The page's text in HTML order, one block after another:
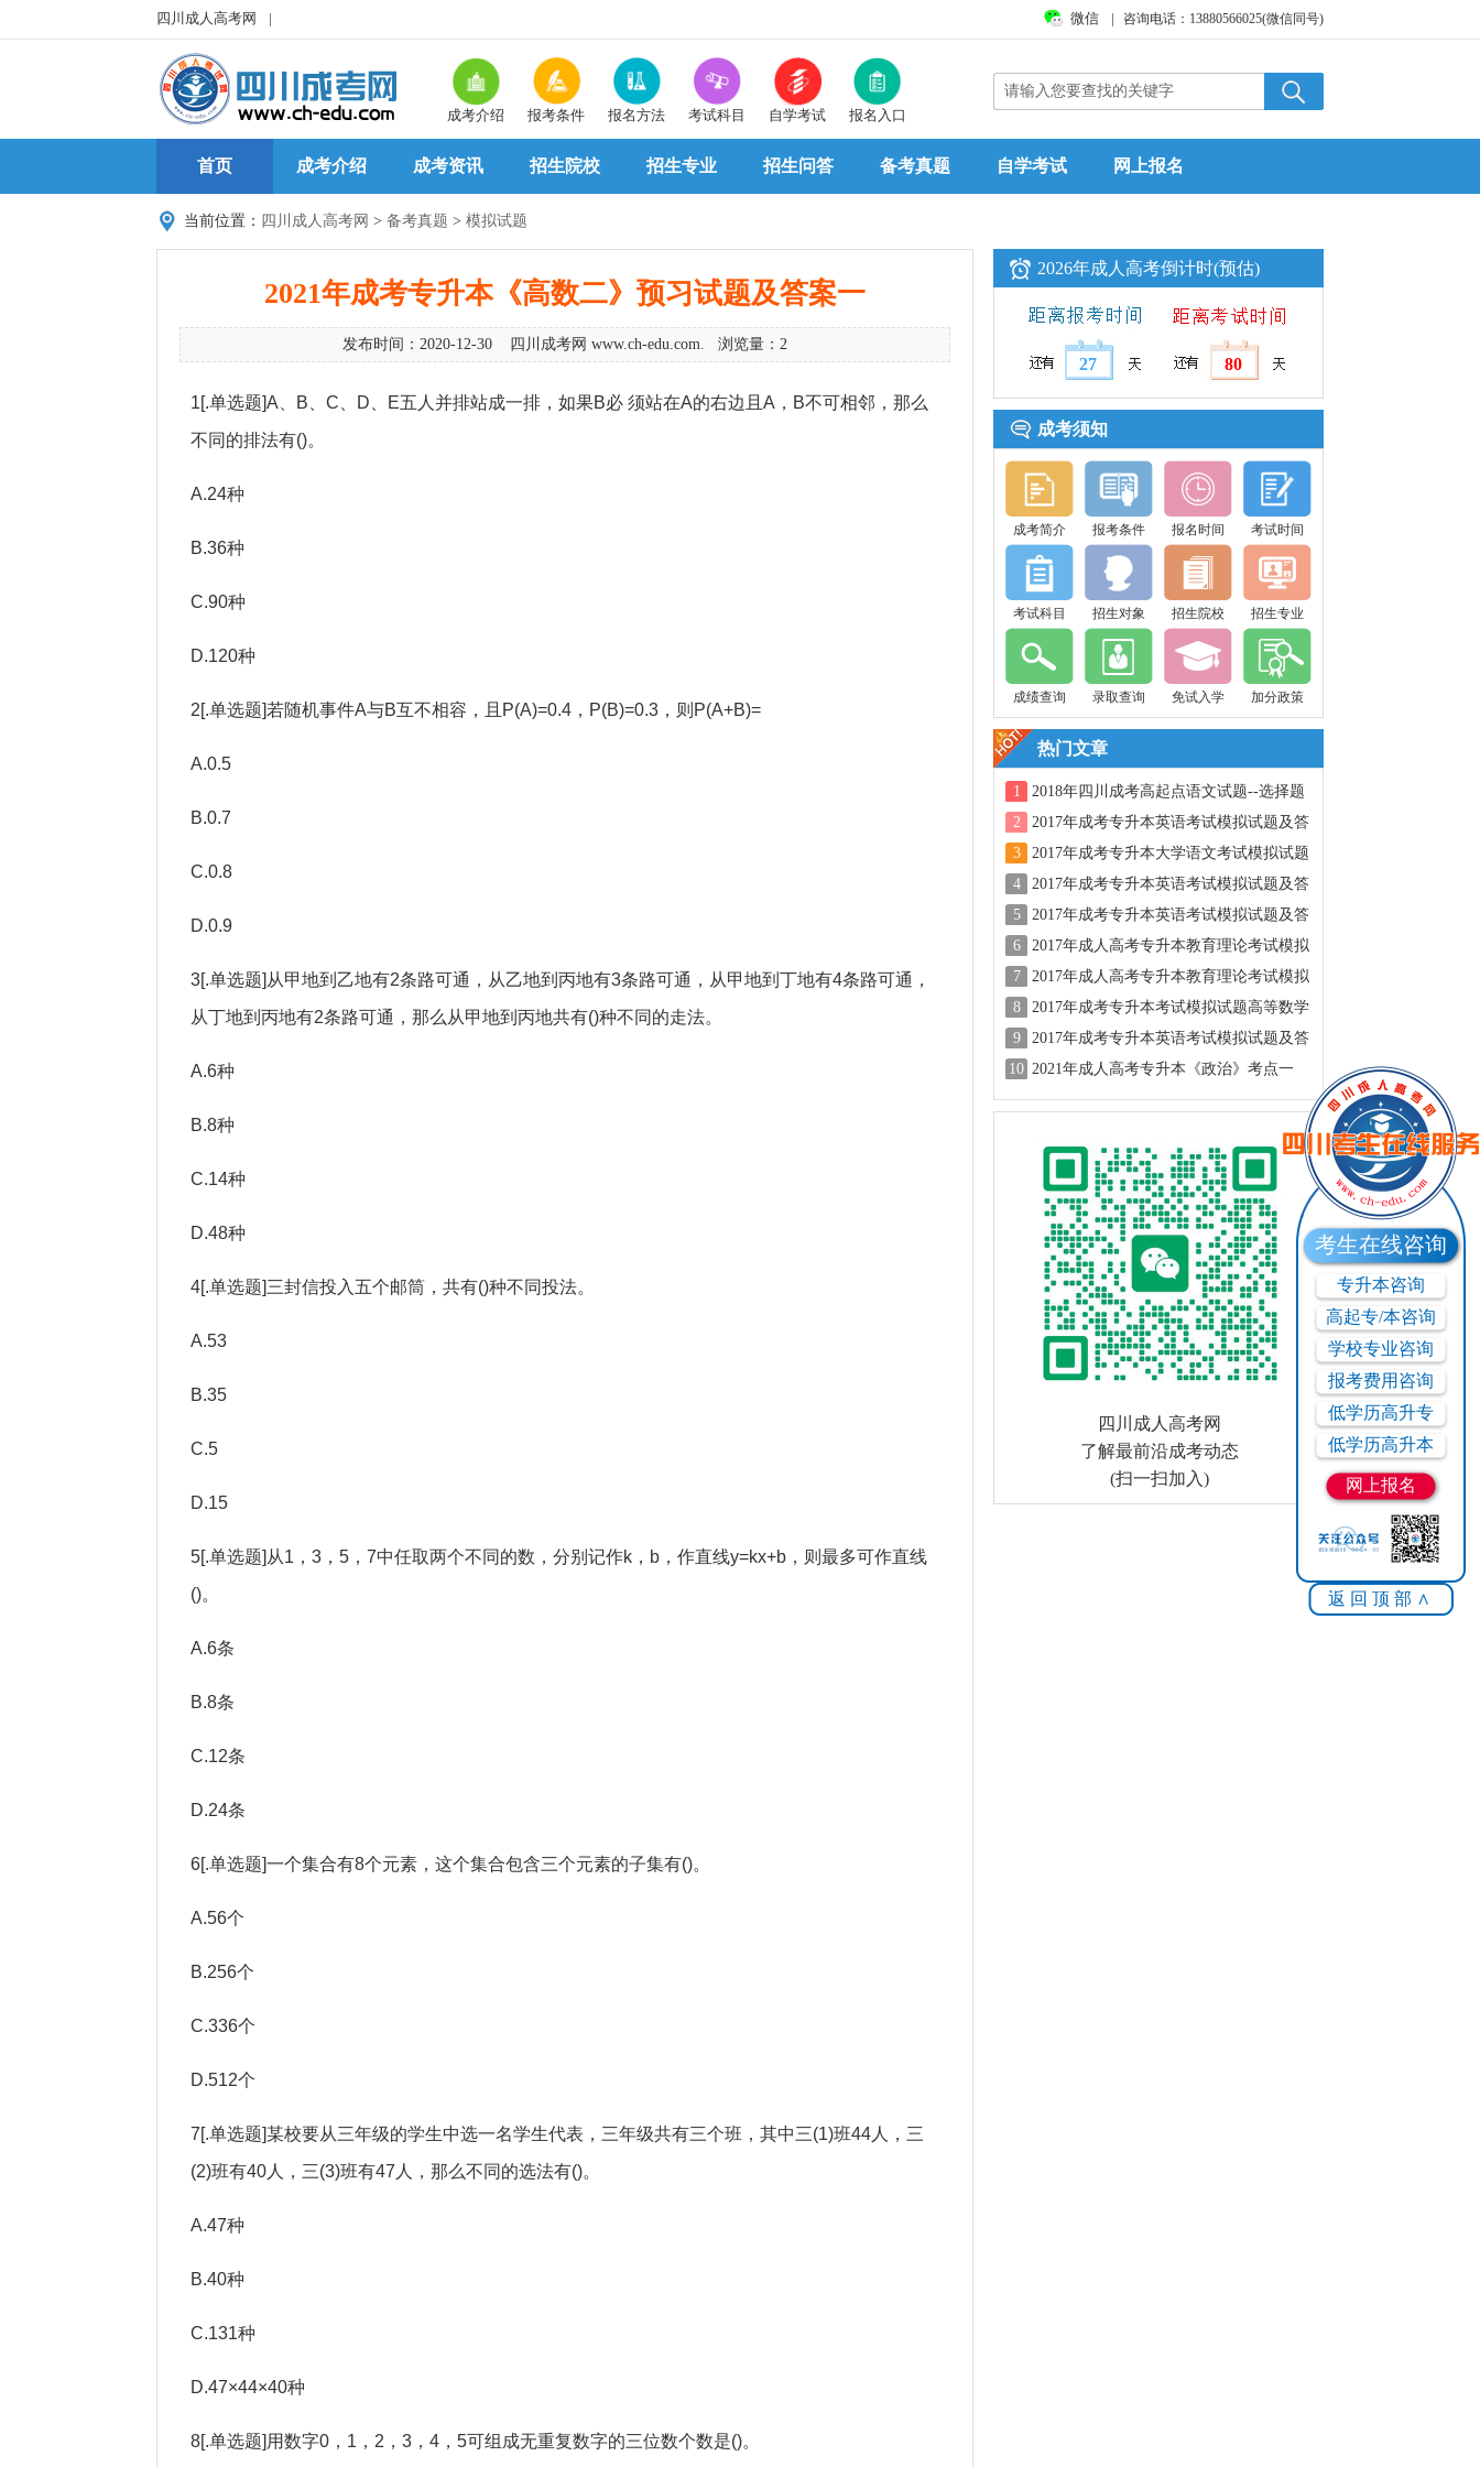
考生在线咨询
专升本咨询
高起专/本咨询
学校专业咨询
报考费用咨询
低学历高升专
低学历高升本
网上报名
返回顶部∧
四川成人高考网 | 微信 | 咨询电话：13880566025(微信同号)
成考介绍 报考条件 报名方法 考试科目 自学考试 报名入口
首页 成考介绍 成考资讯 招生院校 招生专业 招生问答 备考真题 自学考试 网上报名
当前位置： 四川成人高考网 > 备考真题 > 模拟试题
2021年成考专升本《高数二》预习试题及答案一
发布时间：2020-12-30 四川成考网 www.ch-edu.com. 浏览量：2
1[.单选题]A、B、C、D、E五人并排站成一排，如果B必 须站在A的右边且A，B不可相邻，那么
不同的排法有()。
A.24种
B.36种
C.90种
D.120种
2[.单选题]若随机事件A与B互不相容，且P(A)=0.4，P(B)=0.3，则P(A+B)=
A.0.5
B.0.7
C.0.8
D.0.9
3[.单选题]从甲地到乙地有2条路可通，从乙地到丙地有3条路可通，从甲地到丁地有4条路可通，
从丁地到丙地有2条路可通，那么从甲地到丙地共有()种不同的走法。
A.6种
B.8种
C.14种
D.48种
4[.单选题]三封信投入五个邮筒，共有()种不同投法。
A.53
B.35
C.5
D.15
5[.单选题]从1，3，5，7中任取两个不同的数，分别记作k，b，作直线y=kx+b，则最多可作直线
()。
A.6条
B.8条
C.12条
D.24条
6[.单选题]一个集合有8个元素，这个集合包含三个元素的子集有()。
A.56个
B.256个
C.336个
D.512个
7[.单选题]某校要从三年级的学生中选一名学生代表，三年级共有三个班，其中三(1)班44人，三
(2)班有40人，三(3)班有47人，那么不同的选法有()。
A.47种
B.40种
C.131种
D.47×44×40种
8[.单选题]用数字0，1，2，3，4，5可组成无重复数字的三位数个数是()。
2026年成人高考倒计时(预估)
27 80
成考须知
成考简介 报考条件 报名时间 考试时间
考试科目 招生对象 招生院校 招生专业
成绩查询 录取查询 免试入学 加分政策
热门文章
1
2018年四川成考高起点语文试题--选择题
2
2017年成考专升本英语考试模拟试题及答
案三
3 2017年成考专升本大学语文考试模拟试题
及答案二
4 2017年成考专升本英语考试模拟试题及答
案四
5 2017年成考专升本英语考试模拟试题及答
案二
6 2017年成人高考专升本教育理论考试模拟
试题及答案一
7 2017年成人高考专升本教育理论考试模拟
试题及答案二
8
2017年成考专升本考试模拟试题高等数学
9
2017年成考专升本英语考试模拟试题及答
案一
10 2021年成人高考专升本《政治》考点一
四川成人高考网
了解最前沿成考动态
(扫一扫加入)